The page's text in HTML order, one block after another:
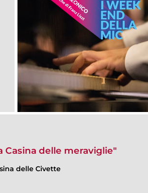
Casina delle meraviglie"
delle Civette